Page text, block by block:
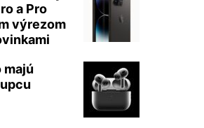
a Pro
výrezom
majú